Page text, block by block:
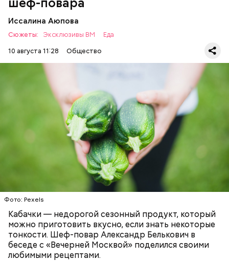
Иссалина Аюпова
Сюжеты: Эксклюзивы ВМ
Еда
10 августа 11:28
Общество
Фото: Pexels
Кабачки — недорогой сезонный продукт, который
можно приготовить вкусно, если знать некоторые
тонкости. Шеф-повар Александр Белькович в
беседе с «Вечерней Москвой» поделился своими
любимыми рецептами.
Что понадобится:
РЕЦЕПТЫ
Ингредиенты